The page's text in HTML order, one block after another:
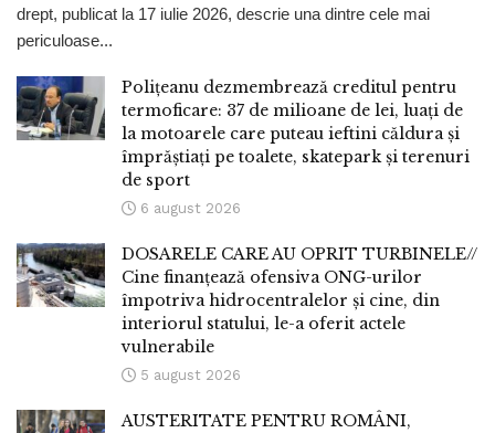
drept, publicat la 17 iulie 2026, descrie una dintre cele mai
periculoase...
Polițeanu dezmembrează creditul pentru
termoficare: 37 de milioane de lei, luați de
la motoarele care puteau ieftini căldura și
împrăștiați pe toalete, skatepark și terenuri
de sport
6 august 2026
DOSARELE CARE AU OPRIT TURBINELE//
Cine finanțează ofensiva ONG-urilor
împotriva hidrocentralelor și cine, din
interiorul statului, le-a oferit actele
vulnerabile
5 august 2026
AUSTERITATE PENTRU ROMÂNI,